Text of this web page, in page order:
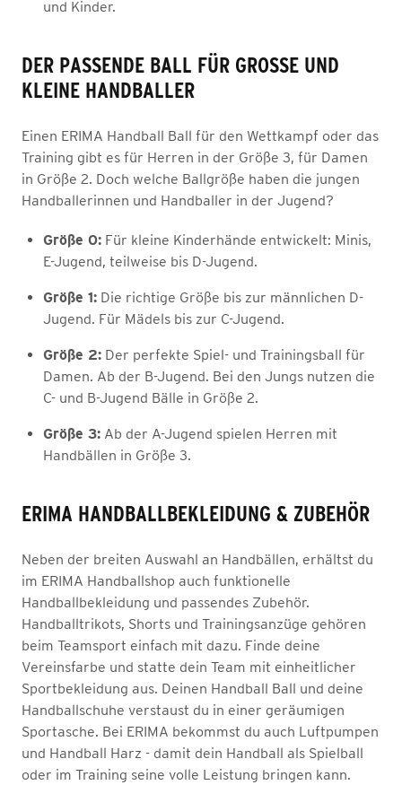
und Kinder.
DER PASSENDE BALL FÜR GROSSE UND K
LEINE HANDBALLER
Einen ERIMA Handball Ball für den Wettkampf oder das
Training gibt es für Herren in der Größe 3, für Damen
in Größe 2. Doch welche Ballgröße haben die jungen
Handballerinnen und Handballer in der Jugend?
Größe 0: Für kleine Kinderhände entwickelt: Minis,
E-Jugend, teilweise bis D-Jugend.
Größe 1: Die richtige Größe bis zur männlichen D-
Jugend. Für Mädels bis zur C-Jugend.
Größe 2: Der perfekte Spiel- und Trainingsball für
Damen. Ab der B-Jugend. Bei den Jungs nutzen die
C- und B-Jugend Bälle in Größe 2.
Größe 3: Ab der A-Jugend spielen Herren mit
Handbällen in Größe 3.
ERIMA HANDBALLBEKLEIDUNG & ZUBEHÖR
Neben der breiten Auswahl an Handbällen, erhältst du
im ERIMA Handballshop auch funktionelle
Handballbekleidung und passendes Zubehör.
Handballtrikots, Shorts und Trainingsanzüge gehören
beim Teamsport einfach mit dazu. Finde deine
Vereinsfarbe und statte dein Team mit einheitlicher
Sportbekleidung aus. Deinen Handball Ball und deine
Handballschuhe verstaust du in einer geräumigen
Sportasche. Bei ERIMA bekommst du auch Luftpumpen
und Handball Harz - damit dein Handball als Spielball
oder im Training seine volle Leistung bringen kann.